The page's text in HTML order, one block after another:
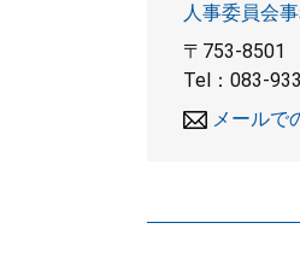
人事委員会
〒753-8501
Tel：083-
メールで